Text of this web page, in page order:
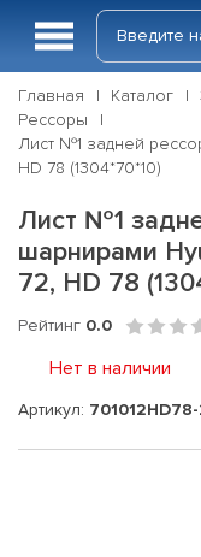
Главная Каталог
Рессоры
Лист №1 задней
HD 78 (1304*70*10)
Лист №1
шарнирами
72, HD 78
Рейтинг 0.0
Нет в наличии
Артикул: 701012HD78-